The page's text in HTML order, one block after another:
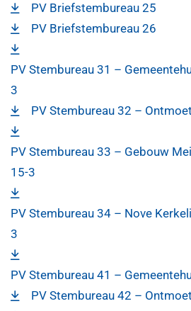
PV Briefstembureau 25
PV Briefstembureau 26
PV Stembureau 31 –
3
PV Stembureau 32 –
PV Stembureau 33 – Gebouw
15-3
PV Stembureau 34 – Nove
3
PV Stembureau 41 –
PV Stembureau 42 –